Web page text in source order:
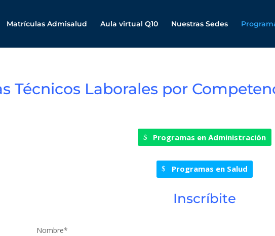
Matrículas Admisalud Aula virtual Q10 Nuestras Sedes
Técnicos Laborales por
Programas en Administración
Programas en Salud
Inscríbite
Nombre*